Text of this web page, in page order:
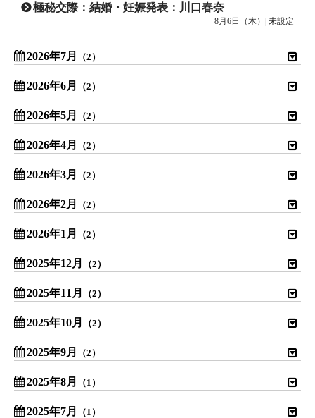
極秘交際：結婚・妊娠発表：川口春奈
8月6日（木）| 未設定
2026年7月 （2）
2026年6月 （2）
2026年5月 （2）
2026年4月 （2）
2026年3月 （2）
2026年2月 （2）
2026年1月 （2）
2025年12月 （2）
2025年11月 （2）
2025年10月 （2）
2025年9月 （2）
2025年8月 （1）
2025年7月 （1）